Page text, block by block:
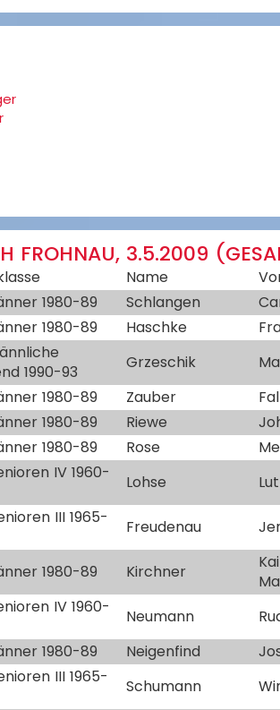
FROHNAU, 3.5.2009
Name
1980-89 Schlangen
1980-89 Haschke
1990-93
Grzeschik
1980-89 Zauber
1980-89 Riewe
1980-89 Rose
IV 1960-
Lohse
III 1965-
Freudenau
1980-89 Kirchner
IV 1960-
Neumann
1980-89 Neigenfind
III 1965-
Schumann